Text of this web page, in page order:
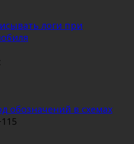
логи при
обозначений в схемах